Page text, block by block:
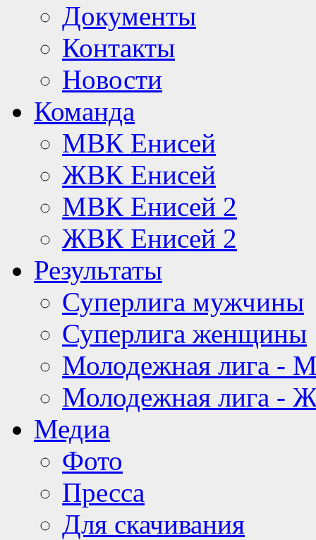
Документы
Контакты
Новости
Команда
МВК Енисей
ЖВК Енисей
МВК Енисей 2
ЖВК Енисей 2
Результаты
Суперлига мужчины
Суперлига женщины
Молодежная лига -
Молодежная лига -
Медиа
Фото
Пресса
Для скачивания